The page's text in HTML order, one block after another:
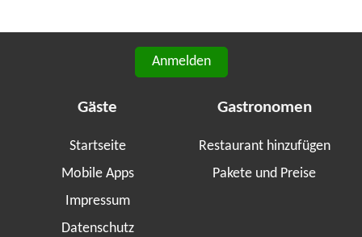
Anmelden
Gäste
Startseite
Mobile Apps
Impressum
Datenschutz
Gastronomen
Restaurant hinzufügen
Pakete und Preise